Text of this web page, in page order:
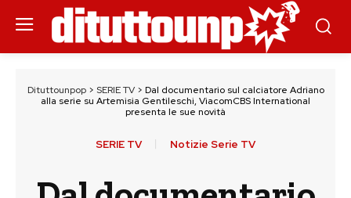
Dituttounpop> SERIE TV> Dal documentario sul calciatore Adriano
alla serie su Artemisia Gentileschi, ViacomCBS International
presenta le sue novità
SERIE TV Notizie Serie TV